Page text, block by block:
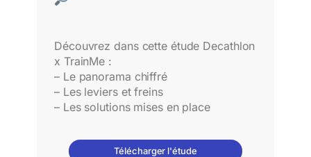
Découvrez dans cette étude Decathlon
x TrainMe :
– Le panorama chiffré
– Les leviers et freins
– Les solutions mises en place
Télécharger l'étude